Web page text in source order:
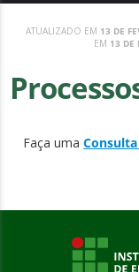
ATUALIZADO EM 13 DE
EM 13 DE
Faça uma